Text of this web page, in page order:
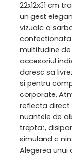
22x12x31 cm
un gest
vizuala a
confectionata
multitudine
accesoriul
doresc sa
si pentru
corporate.
reflecta direct
nuantele de
treptat,
simuland o
Alegerea